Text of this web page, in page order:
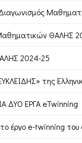
ΘΑΛΗΣ
2024-25
της
ΔΥΟ ΕΡΓΑ eTwinning
έργο e-twinning